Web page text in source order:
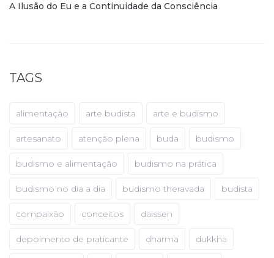
A Ilusão do Eu e a Continuidade da Consciência
TAGS
alimentação arte budista arte e budismo
artesanato atenção plena buda budismo
budismo e alimentação budismo na prática
budismo no dia a dia budismo theravada budista
compaixão conceitos daissen
depoimento de praticante dharma dukkha